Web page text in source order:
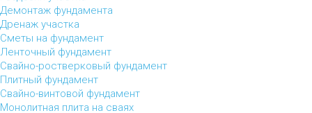
Демонтаж фундамента
Дренаж участка
Сметы на фундамент
Ленточный фундамент
Свайно-ростверковый фундамент
Плитный фундамент
Свайно-винтовой фундамент
Монолитная плита на сваях